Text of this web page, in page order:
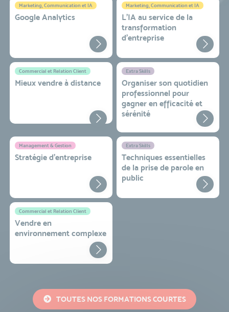
Marketing, Communication et IA
Google Analytics
Marketing, Communication et IA
L'IA au service de la
transformation
d'entreprise
Commercial et Relation Client
Mieux vendre à distance
Extra Skills
Organiser son quotidien
professionnel pour
gagner en efficacité et
sérénité
Management & Gestion
Stratégie d’entreprise
Extra Skills
Techniques essentielles
de la prise de parole en
public
Commercial et Relation Client
Vendre en
environnement complexe
TOUTES NOS FORMATIONS COURTES